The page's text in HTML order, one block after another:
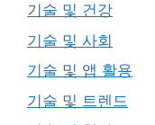
기술 및 건강
기술 및 사회
기술 및 앱 활용
기술 및 트렌드